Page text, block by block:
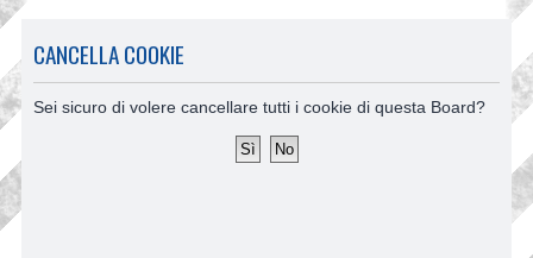
CANCELLA COOKIE
Sei sicuro di volere cancellare tutti i cookie di questa Board?